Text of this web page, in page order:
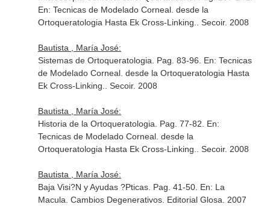
En: Tecnicas de Modelado Corneal. desde la
Ortoqueratologia Hasta Ek Cross-Linking.
. Secoir. 2008
Bautista , María José:
Sistemas de Ortoqueratologia. Pag. 83-96. En: Tecnicas
de Modelado Corneal. desde la Ortoqueratologia Hasta
Ek Cross-Linking.
. Secoir. 2008
Bautista , María José:
Historia de la Ortoqueratologia. Pag. 77-82. En:
Tecnicas de Modelado Corneal. desde la
Ortoqueratologia Hasta Ek Cross-Linking.
. Secoir. 2008
Bautista , María José:
Baja Visi?N y Ayudas ?Pticas. Pag. 41-50. En: La
Macula. Cambios Degenerativos. Editorial Glosa. 2007